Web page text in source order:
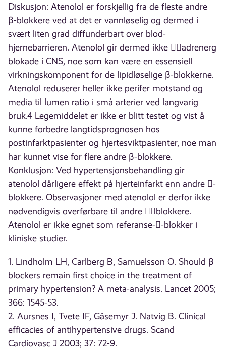
Diskusjon: Atenolol er forskjellig fra de fleste andre
β-blokkere ved at det er vannløselig og dermed i
svært liten grad diffunderbart over blod-
hjernebarrieren. Atenolol gir dermed ikke adrenerg
blokade i CNS, noe som kan være en essensiell
virkningskomponent for de lipidløselige β-blokkerne.
Atenolol reduserer heller ikke perifer motstand og
media til lumen ratio i små arterier ved langvarig
bruk.4 Legemiddelet er ikke er blitt testet og vist å
kunne forbedre langtidsprognosen hos
postinfarktpasienter og hjertesviktpasienter, noe man
har kunnet vise for flere andre β-blokkere.
Konklusjon: Ved hypertensjonsbehandling gir
atenolol dårligere effekt på hjerteinfarkt enn andre -
blokkere. Observasjoner med atenolol er derfor ikke
nødvendigvis overførbare til andre blokkere.
Atenolol er ikke egnet som referanse--blokker i
kliniske studier.
1. Lindholm LH, Carlberg B, Samuelsson O. Should β
blockers remain first choice in the treatment of
primary hypertension? A meta-analysis. Lancet 2005;
366: 1545-53.
2. Aursnes I, Tvete IF, Gåsemyr J. Natvig B. Clinical
efficacies of antihypertensive drugs. Scand
Cardiovasc J 2003; 37: 72-9.